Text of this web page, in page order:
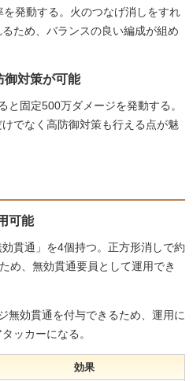
発動する。火のつなげ消しをすれ
ため、バランスの良い編成が組め
御対策が可能
と固定500万ダメージを発動する。
でなく高防御対策も行える点が魅
可能
貫通」を4個持つ。正方形消しで約
め、無効貫通要員として運用でき
無効貫通を付与できるため、運用に
ッカーになる。
効果